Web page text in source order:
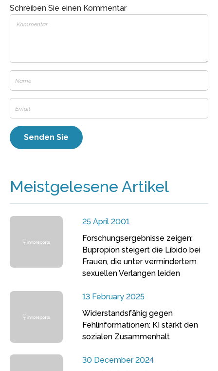
Schreiben Sie einen Kommentar
Meistgelesene Artikel
25 April 2001
Forschungsergebnisse zeigen:
Bupropion steigert die Libido bei
Frauen, die unter vermindertem
sexuellen Verlangen leiden
13 February 2025
Widerstandsfähig gegen
Fehlinformationen: KI stärkt den
sozialen Zusammenhalt
30 December 2024